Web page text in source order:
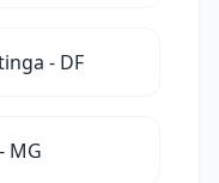
- DF
MG